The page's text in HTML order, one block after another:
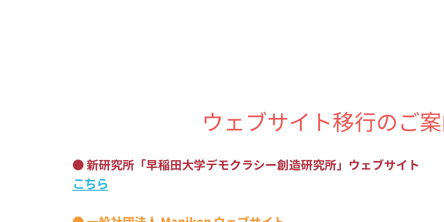
ウェブサイト移行のご
● 新研究所「早稲田大学デモクラシー創造研究所」ウェブサイト
こちら